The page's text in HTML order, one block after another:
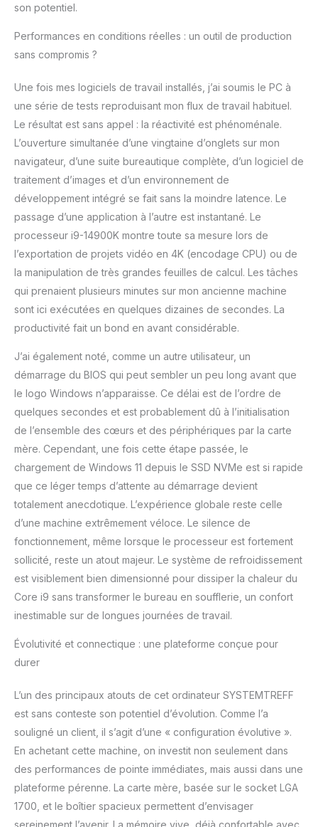
son potentiel.
Performances en conditions réelles : un outil de production
sans compromis ?
Une fois mes logiciels de travail installés, j’ai soumis le PC à
une série de tests reproduisant mon flux de travail habituel.
Le résultat est sans appel : la réactivité est phénoménale.
L’ouverture simultanée d’une vingtaine d’onglets sur mon
navigateur, d’une suite bureautique complète, d’un logiciel de
traitement d’images et d’un environnement de
développement intégré se fait sans la moindre latence. Le
passage d’une application à l’autre est instantané. Le
processeur i9-14900K montre toute sa mesure lors de
l’exportation de projets vidéo en 4K (encodage CPU) ou de
la manipulation de très grandes feuilles de calcul. Les tâches
qui prenaient plusieurs minutes sur mon ancienne machine
sont ici exécutées en quelques dizaines de secondes. La
productivité fait un bond en avant considérable.
J’ai également noté, comme un autre utilisateur, un
démarrage du BIOS qui peut sembler un peu long avant que
le logo Windows n’apparaisse. Ce délai est de l’ordre de
quelques secondes et est probablement dû à l’initialisation
de l’ensemble des cœurs et des périphériques par la carte
mère. Cependant, une fois cette étape passée, le
chargement de Windows 11 depuis le SSD NVMe est si rapide
que ce léger temps d’attente au démarrage devient
totalement anecdotique. L’expérience globale reste celle
d’une machine extrêmement véloce. Le silence de
fonctionnement, même lorsque le processeur est fortement
sollicité, reste un atout majeur. Le système de refroidissement
est visiblement bien dimensionné pour dissiper la chaleur du
Core i9 sans transformer le bureau en soufflerie, un confort
inestimable sur de longues journées de travail.
Évolutivité et connectique : une plateforme conçue pour
durer
L’un des principaux atouts de cet ordinateur SYSTEMTREFF
est sans conteste son potentiel d’évolution. Comme l’a
souligné un client, il s’agit d’une « configuration évolutive ».
En achetant cette machine, on investit non seulement dans
des performances de pointe immédiates, mais aussi dans une
plateforme pérenne. La carte mère, basée sur le socket LGA
1700, et le boîtier spacieux permettent d’envisager
sereinement l’avenir. La mémoire vive, déjà confortable avec